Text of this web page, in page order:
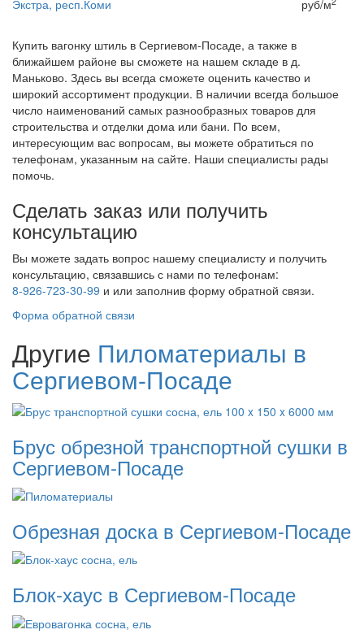
Экстра, респ.Коми руб/м
Купить вагонку штиль в Сергиевом-Посаде, а также в
ближайшем районе вы сможете на нашем складе в д.
Маньково. Здесь вы всегда сможете оценить качество и
широкий ассортимент продукции. В наличии всегда большое
число наименований самых разнообразных товаров для
строительства и отделки дома или бани. По всем,
интересующим вас вопросам, вы можете обратиться по
телефонам, указанным на сайте. Наши специалисты рады
помочь.
Сделать заказ или получить
консультацию
Вы можете задать вопрос нашему специалисту и получить
консультацию, связавшись с нами по телефонам:
8-926-723-30-99 и или заполнив форму обратной связи.
Форма обратной связи
Другие Пиломатериалы в
Сергиевом-Посаде
Брус обрезной транспортной сушки в
Сергиевом-Посаде
Обрезная доска в Сергиевом-Посаде
Блок-хаус в Сергиевом-Посаде